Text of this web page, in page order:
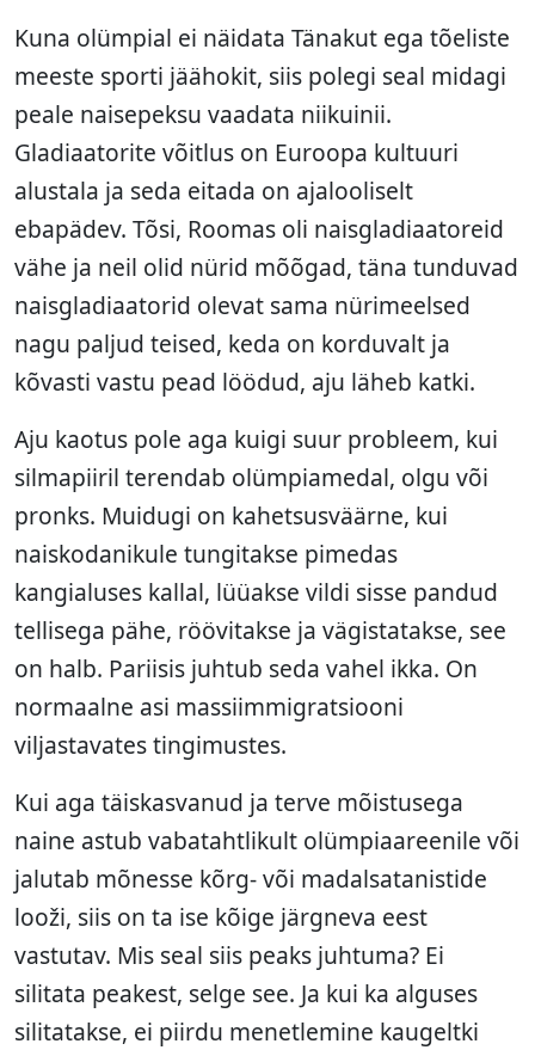
Kuna olümpial ei näidata Tänakut ega tõeliste
meeste sporti jäähokit, siis polegi seal midagi
peale naisepeksu vaadata niikuinii.
Gladiaatorite võitlus on Euroopa kultuuri
alustala ja seda eitada on ajalooliselt
ebapädev. Tõsi, Roomas oli naisgladiaatoreid
vähe ja neil olid nürid mõõgad, täna tunduvad
naisgladiaatorid olevat sama nürimeelsed
nagu paljud teised, keda on korduvalt ja
kõvasti vastu pead löödud, aju läheb katki.
Aju kaotus pole aga kuigi suur probleem, kui
silmapiiril terendab olümpiamedal, olgu või
pronks. Muidugi on kahetsusväärne, kui
naiskodanikule tungitakse pimedas
kangialuses kallal, lüüakse vildi sisse pandud
tellisega pähe, röövitakse ja vägistatakse, see
on halb. Pariisis juhtub seda vahel ikka. On
normaalne asi massiimmigratsiooni
viljastavates tingimustes.
Kui aga täiskasvanud ja terve mõistusega
naine astub vabatahtlikult olümpiaareenile või
jalutab mõnesse kõrg- või madalsatanistide
looži, siis on ta ise kõige järgneva eest
vastutav. Mis seal siis peaks juhtuma? Ei
silitata peakest, selge see. Ja kui ka alguses
silitatakse, ei piirdu menetlemine kaugeltki